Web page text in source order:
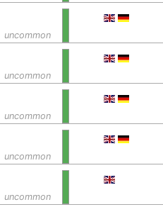
uncommon
uncommon
uncommon
uncommon
uncommon